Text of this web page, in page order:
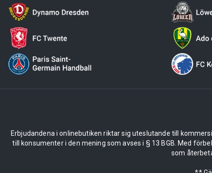
Erbjudandena i onlinebutiken riktar sig uteslutande till
till konsumenter i den mening som avses i § 13 BGB. Med
som